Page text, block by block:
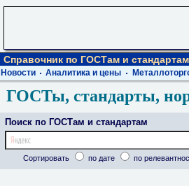
Справочник по ГОСТам и стандартам
Новости Аналитика и цены
ГОСТы, стандарты,
Поиск по ГОСТам и стандартам
Сортировать по дате по